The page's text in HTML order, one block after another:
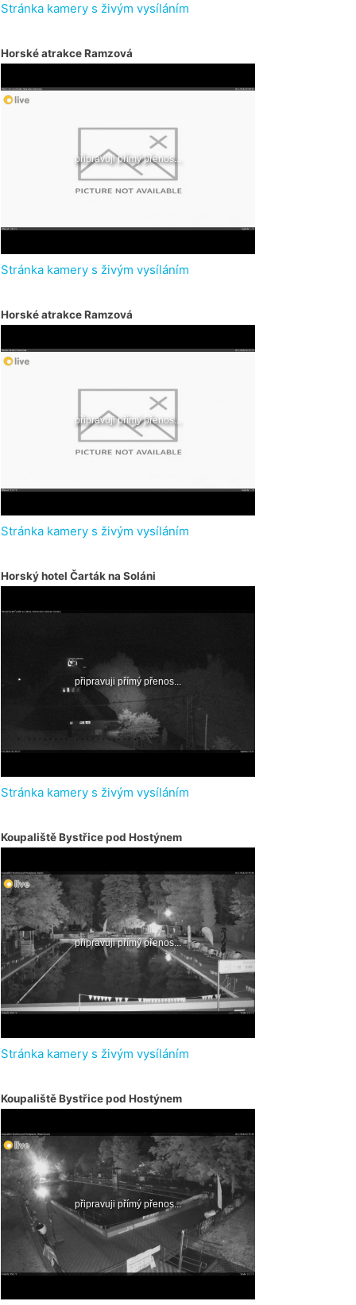
Stránka kamery s živým vysíláním
Horské atrakce Ramzová
Stránka kamery s živým vysíláním
Horské atrakce Ramzová
Stránka kamery s živým vysíláním
Horský hotel Čarták na Soláni
Stránka kamery s živým vysíláním
Koupaliště Bystřice pod Hostýnem
Stránka kamery s živým vysíláním
Koupaliště Bystřice pod Hostýnem